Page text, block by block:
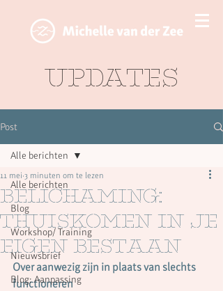
Updates
Post
Alle berichten
Blog
Workshop/ Training
Nieuwsbrief
Blog: Aanpassing
Alle berichten
Belichaming:
thuiskomen in je
eigen bestaan
11 mei 3 minuten om te lezen
Over aanwezig zijn in plaats van slechts
functioneren